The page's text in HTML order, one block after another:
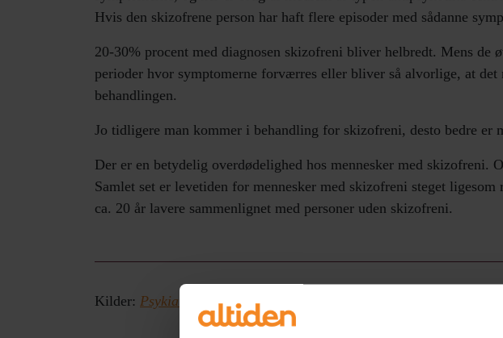
Hvis den skizofrene person har haft flere episoder med sådanne
20-30% procent med diagnosen skizofreni bliver helbredt. Mens de
perioder hvor symptomerne forværres eller bliver så alvorlige, at
behandlingen.
Jo tidligere man kommer i behandling for skizofreni, desto bedre er
Der er en betydelig overdødelighed hos mennesker med
Samlet set er levetiden for mennesker med skizofreni steget
ca. 20 år lavere sammenlignet med personer uden skizofreni.
Kilder: Psykiatrifonden ,Psykiatri-regionh